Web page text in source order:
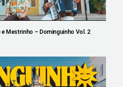
Mestrinho – Dominguinho Vol. 2